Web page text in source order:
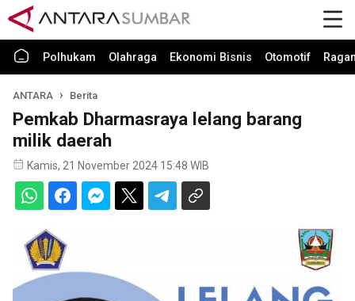
Polhukam Olahraga Ekonomi Bisnis Otomotif
ANTARA Berita
Pemkab Dharmasraya lelang barang
milik daerah
Kamis, 21 November 2024 15:48 WIB